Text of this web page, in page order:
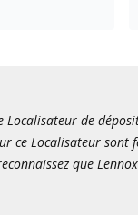
Localisateur de
ce Localisateur sont
que